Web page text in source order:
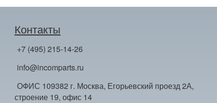
Контакты
+7 (495) 215-14-26
info@incomparts.ru
ОФИС 109382 г. Москва, Егорьевский проезд 2А,
строение 19, офис 14